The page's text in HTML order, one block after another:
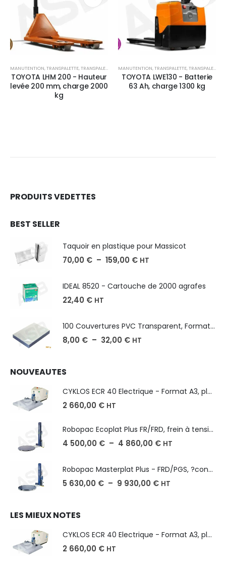
MANUTENTION,TRANSPALETTE,TRANSPALETTE MANUEL
TOYOTA LHM 200 - Hauteur
levée 200 mm, charge 2000
kg
MANUTENTION,TRANSPALETTE,TRANSPALETTE ÉLECTRIQUE
TOYOTA LWE130 - Batterie
63 Ah, charge 1300 kg
PRODUITS VEDETTES
BEST SELLER
Taquoir en plastique pour Massicot
70,00 € – 159,00 € HT
IDEAL 8520 - Cartouche de 2000 agrafes
22,40 € HT
100 Couvertures PVC Transparent, Format A3-A4-A5
8,00 € – 32,00 € HT
NOUVEAUTES
CYKLOS ECR 40 Electrique - Format A3, plusieurs unités coupe
2 660,00 € HT
Robopac Ecoplat Plus FR/FRD, frein à tension mécanique
4 500,00 € – 4 860,00 € HT
Robopac Masterplat Plus - FRD/PGS, ?conomie et performance
5 630,00 € – 9 930,00 € HT
LES MIEUX NOTES
CYKLOS ECR 40 Electrique - Format A3, plusieurs unités coupe
2 660,00 € HT